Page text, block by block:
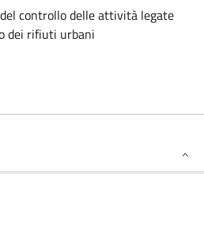
controllo delle attività legate
dei rifiuti urbani